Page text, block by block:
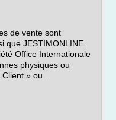
de vente sont
que JESTIMONLINE
Office Internationale
physiques ou
» ou...